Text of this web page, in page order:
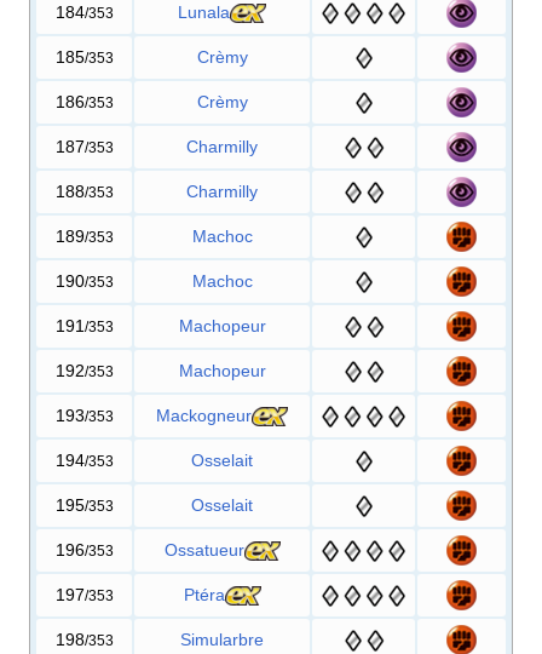
184/353 Lunala
185/353 Crèmy
186/353 Crèmy
187/353 Charmilly
188/353 Charmilly
189/353 Machoc
190/353 Machoc
191 /353 Machopeur
192/353 Machopeur
193/353 Mackogneur
194/353 Osselait
195/353 Osselait
196/353 Ossatueur
197/353 Ptéra
198/353 Simularbre